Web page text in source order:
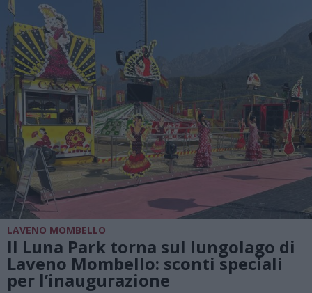
LAVENO MOMBELLO
Il Luna Park torna sul lungolago di
Laveno Mombello: sconti speciali
per l’inaugurazione